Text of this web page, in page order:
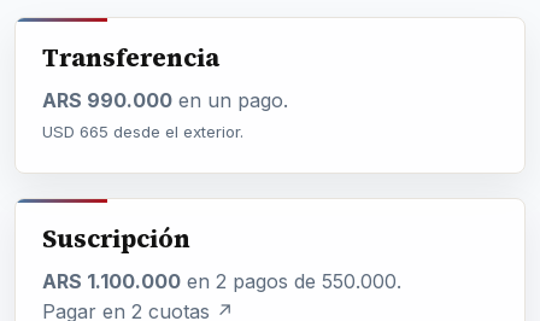
Transferencia
ARS 990.000 en un pago.
USD 665 desde el exterior.
Suscripción
ARS 1.100.000 en 2 pagos de 550.000.
Pagar en 2 cuotas ↗